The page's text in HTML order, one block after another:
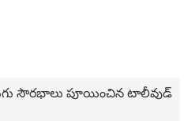
సౌరభాలు పూయించిన టాలీవుడ్